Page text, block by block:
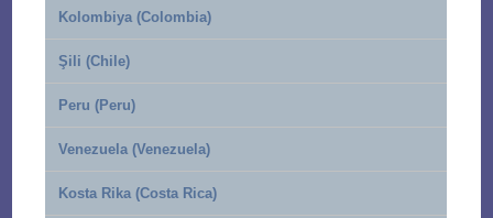
Kolombiya (Colombia)
Şili (Chile)
Peru (Peru)
Venezuela (Venezuela)
Kosta Rika (Costa Rica)